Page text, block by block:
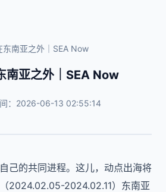
东南亚之外｜SEA Now
南亚之外｜SEA Now
：2026-06-13 02:55:14
己的共同进程。这儿，动点出海将
2024.02.05-2024.02.11）东南亚